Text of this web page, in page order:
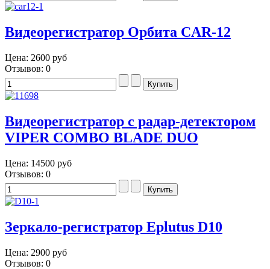
Видеорегистратор Орбита CAR-12
Цена: 2600 руб
Отзывов: 0
Видеорегистратор с радар-детектором
VIPER COMBO BLADE DUO
Цена: 14500 руб
Отзывов: 0
Зеркало-регистратор Eplutus D10
Цена: 2900 руб
Отзывов: 0